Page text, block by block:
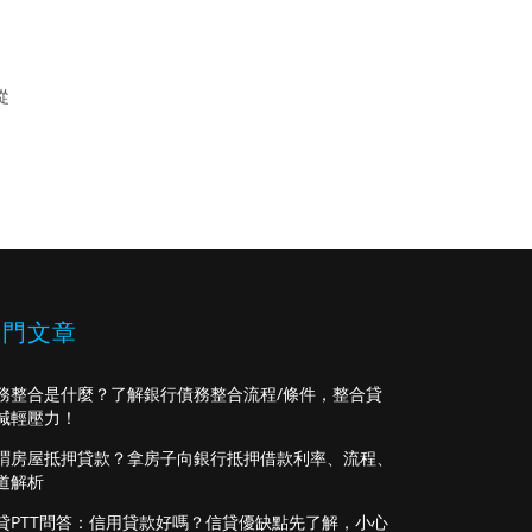
文章
整合是什麼？了解銀行債務整合流程/條件，整合貸
輕壓力！
房屋抵押貸款？拿房子向銀行抵押借款利率、流程、
解析
PTT問答：信用貸款好嗎？信貸優缺點先了解，小心